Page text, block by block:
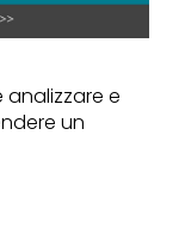
e
un